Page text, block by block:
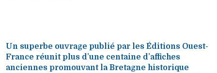
Un superbe ouvrage publié par les Éditions Ouest-
France réunit plus d’une centaine d’affiches
anciennes promouvant la Bretagne historique